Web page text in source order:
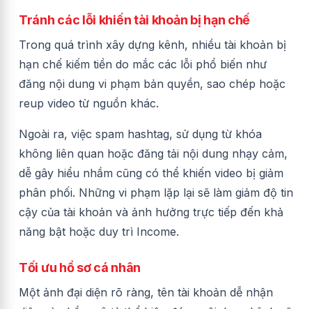
Tránh các lỗi khiến tài khoản bị hạn chế
Trong quá trình xây dựng kênh, nhiều tài khoản bị
hạn chế kiếm tiền do mắc các lỗi phổ biến như
đăng nội dung vi phạm bản quyền, sao chép hoặc
reup video từ nguồn khác.
Ngoài ra, việc spam hashtag, sử dụng từ khóa
không liên quan hoặc đăng tải nội dung nhạy cảm,
dễ gây hiểu nhầm cũng có thể khiến video bị giảm
phân phối. Những vi phạm lặp lại sẽ làm giảm độ tin
cậy của tài khoản và ảnh hưởng trực tiếp đến khả
năng bật hoặc duy trì Income.
Tối ưu hồ sơ cá nhân
Một ảnh đại diện rõ ràng, tên tài khoản dễ nhận